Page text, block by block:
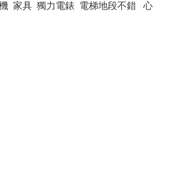
家具 獨力電錶 電梯地段不錯 心